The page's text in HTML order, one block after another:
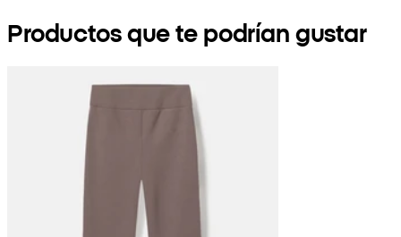
Productos que te podrían gustar